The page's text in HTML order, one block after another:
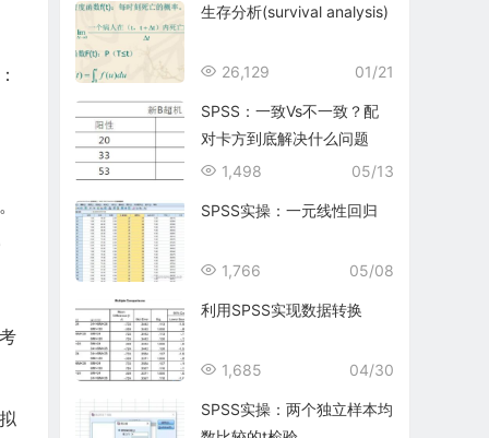
生存分析(survival analysis)
01/21
26,129
SPSS：一致Vs不一致？配
对卡方到底解决什么问题
05/13
1,498
SPSS实操：一元线性回归
05/08
1,766
利用SPSS实现数据转换
04/30
1,685
SPSS实操：两个独立样本均